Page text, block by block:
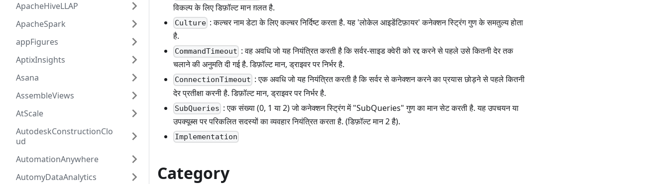
ApacheHiveLLAP
ApacheSpark
appFigures
AptixInsights
Asana
AssembleViews
AtScale
AutodeskConstructionClo
ud
AutomationAnywhere
AutomyDataAnalytics
विकल्प के लिए डिफ़ॉल्ट मान ग़लत है.
Culture : कल्चर नाम डेटा के लिए कल्चर निर्दिष्ट करता है. यह 'लोकेल आइडेंटिफ़ायर' कनेक्शन स्ट्रिंग गुण के समतुल्य होता
है.
CommandTimeout : वह अवधि जो यह नियंत्रित करती है कि सर्वर-साइड क्वेरी को रद्द करने से पहले उसे कितनी देर तक
चलाने की अनुमति दी गई है. डिफ़ॉल्ट मान, ड्राइवर पर निर्भर है.
ConnectionTimeout : एक अवधि जो यह नियंत्रित करती है कि सर्वर से कनेक्शन करने का प्रयास छोड़ने से पहले कितनी
देर प्रतीक्षा करनी है. डिफ़ॉल्ट मान, ड्राइवर पर निर्भर है.
SubQueries : एक संख्या (0, 1 या 2) जो कनेक्शन स्ट्रिंग में "SubQueries" गुण का मान सेट करती है. यह उपचयन या
उपक्यूब्स पर परिकलित सदस्यों का व्यवहार नियंत्रित करता है. (डिफ़ॉल्ट मान 2 है).
Implementation
Category